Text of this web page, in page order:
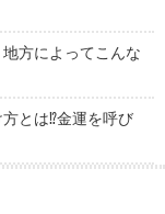
方によってこんな
とは⁉金運を呼び